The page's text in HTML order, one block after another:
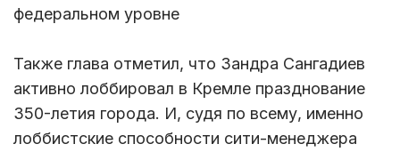
федеральном уровне
Также глава отметил, что Зандра Сангадиев
активно лоббировал в Кремле празднование
350-летия города. И, судя по всему, именно
лоббистские способности сити-менеджера